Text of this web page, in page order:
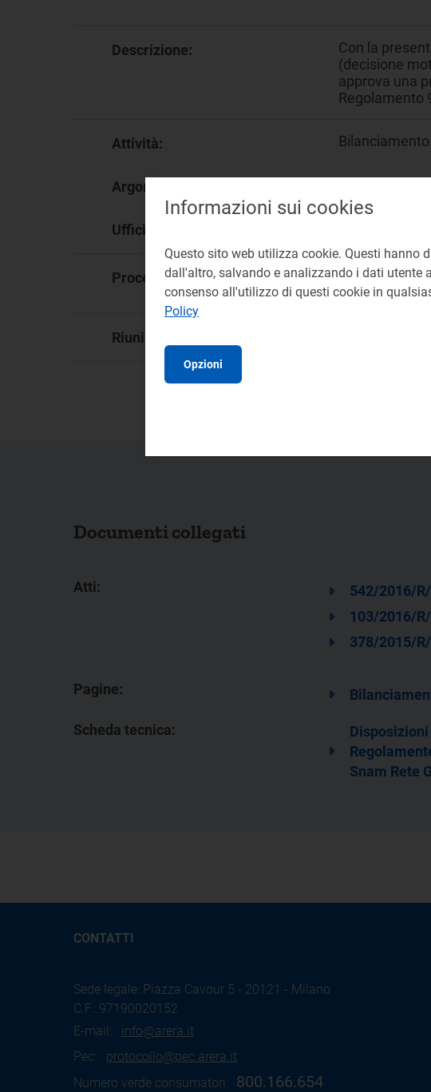
Descrizione:
Con la
(decisione
approva una
Regolamento
Attività: Bilanciamento
Argomento:
Ufficio responsabile:
Procedimento:
Deliberazioni:
Riunione:
Documenti collegati
Atti: 542/2016/
103/2016/
378/2015/
Pagine:
Scheda tecnica:
Snam Rete
CONTATTI
Sede legale: Piazza Cavour 5 - 20121 - Milano
C.F.: 97190020152
E-mail: info@arera.it
Pec: protocollo@pec.arera.it
Numero verde consumatori:
800.166.654
Informazioni sui cookies
Questo sito web utilizza cookie. Questi hanno
dall'altro, salvando e analizzando i dati utente
consenso all'utilizzo di questi cookie in
Policy
Opzioni